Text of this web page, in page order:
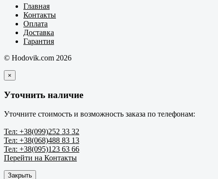
Главная
Контакты
Оплата
Доставка
Гарантия
© Hodovik.com 2026
×
Уточнить наличие
Уточните стоимость и возможность заказа по телефонам:
Тел: +38(099)252 33 32
Тел: +38(068)488 83 13
Тел: +38(095)123 63 66
Перейти на Контакты
Закрыть